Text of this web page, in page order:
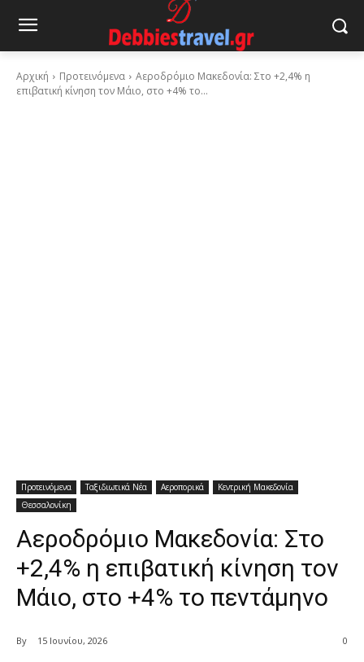
Αρχική Προτεινόμενα
Αεροδρόμιο Μακεδονία: Στο +2,4% η
επιβατική κίνηση τον Μάιο, στο +4% το...
Προτεινόμενα Ταξιδιωτικά Νέα Αεροπορικά
Κεντρική Μακεδονία
Θεσσαλονίκη
Αεροδρόμιο Μακεδονία: Στο
+2,4% η επιβατική κίνηση τον
Μάιο, στο +4% το πεντάμηνο
By 15 Ιουνίου, 2026 0